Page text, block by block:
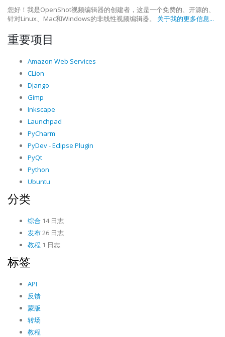
您好！我是OpenShot视频编辑器的创建者，这是一个免费的、开源的、
针对Linux、Mac和Windows的非线性视频编辑器。 关于我的更多信息...
重要项目
Amazon Web Services
CLion
Django
Gimp
Inkscape
Launchpad
PyCharm
PyDev - Eclipse Plugin
PyQt
Python
Ubuntu
分类
综合 14 日志
发布26 日志
教程 1 日志
标签
API
反馈
蒙版
转场
教程